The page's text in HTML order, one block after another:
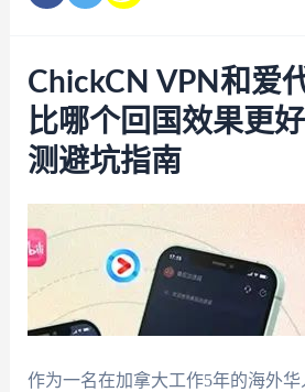
ChickCN VPN和爱
比哪个回国效果更
测避坑指南
作为一名在加拿大工作5年的海外